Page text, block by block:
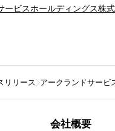
ービスホールディングス株
リリース アークランドサービ
会社概要